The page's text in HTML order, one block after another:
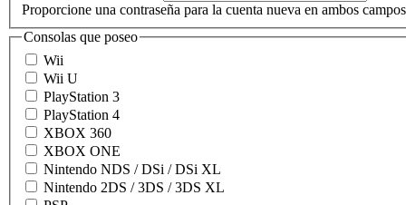
Proporcione una contraseña para la cuenta nueva en ambos
Consolas que poseo
Wii
Wii U
PlayStation 3
PlayStation 4
XBOX 360
XBOX ONE
Nintendo NDS / DSi / DSi XL
Nintendo 2DS / 3DS / 3DS XL